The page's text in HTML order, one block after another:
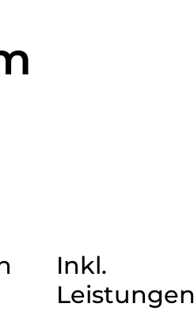
Inkl.
Leistungen